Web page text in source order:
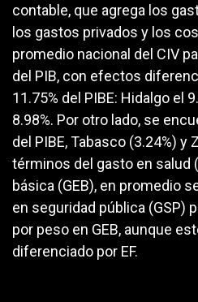
contable, que agrega los
los gastos privados y los
promedio nacional del CIV
del PIB, con efectos
11.75% del PIBE: Hidalgo el
8.98%. Por otro lado, se
del PIBE, Tabasco (3.24%) y
términos del gasto en salud
básica (GEB), en promedio
en seguridad pública (GSP)
por peso en GEB, aunque
diferenciado por EF.